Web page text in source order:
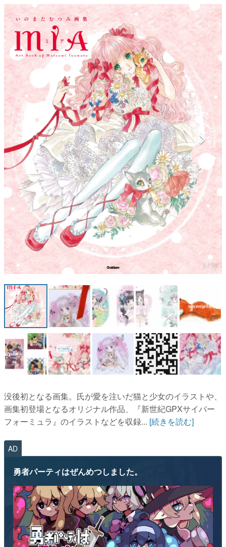
なんでゲームは面白い？
ゲーム開発者・hamatsu氏がゲームの魅力を画面や操作の
具体的な形から解き明かしていく、硬派で骨太な評論連載
です。
ゲームが変えた日本語
「経験値」「裏技」「ラスボス」… ゲームにまつわる言葉
の起源や用法の変遷を、コンピューター文化史研究家・タ
イニーP氏が徹底調査。
カテゴリ
特集記事
マンガ
女性向け
アプリレビュー
その他
電ファミニコゲーマーとは？
運営：株式会社マレ
1 / 10
没後初となる画集。氏が愛を注いだ猫と少女のイラストや、
画集初登場となるオリジナル作品、『新世紀GPXサイバー
フォーミュラ』のイラストなどを収録... [続きを読む]
AD
勇者パーティはぜんめつしました。